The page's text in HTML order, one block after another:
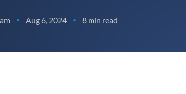
• Aug 6, 2024 • 8 min read